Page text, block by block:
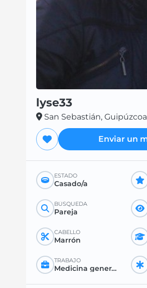
lyse33
San Sebastián, Guipúzcoa
Enviar un
ESTADO
Casado/a
BÚSQUEDA
Pareja
CABELLO
Marrón
TRABAJO
Medicina general o especializada